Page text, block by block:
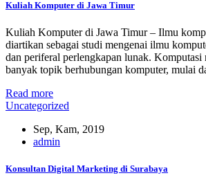
Kuliah Komputer di Jawa Timur
Kuliah Komputer di Jawa Timur – Ilmu
diartikan sebagai studi mengenai ilmu
dan periferal perlengkapan lunak. Komputasi
banyak topik berhubungan komputer, mulai
Read more
Uncategorized
Sep, Kam, 2019
admin
Konsultan Digital Marketing di Surabaya